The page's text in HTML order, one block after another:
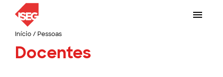
Início/ Pessoas
Docentes